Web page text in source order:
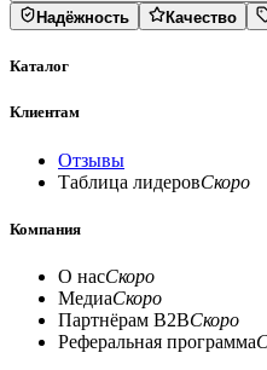
Надёжность
Качество
Каталог
Клиентам
Отзывы
Таблица лидеровСкоро
Компания
О насСкоро
МедиаСкоро
Партнёрам B2BСкоро
Реферальная программа